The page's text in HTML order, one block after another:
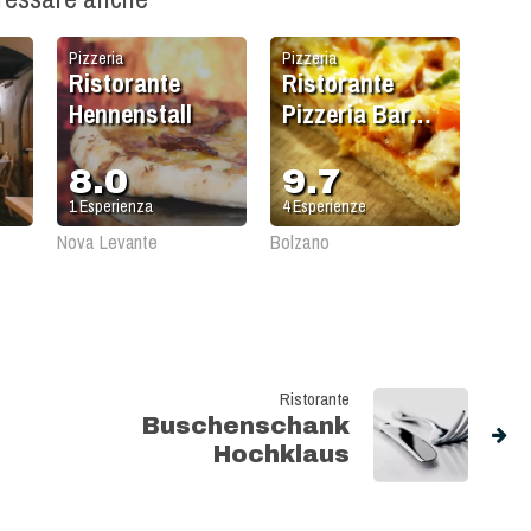
Pizzeria
Ristorante
Pizzeria Bar
all'Olmo
9.7
4Esperienze
Bolzano
Pizzeria
Ristorante
Hennenstall
8.0
1Esperienza
Nova Levante
Ristorante
Buschenschank
Hochklaus